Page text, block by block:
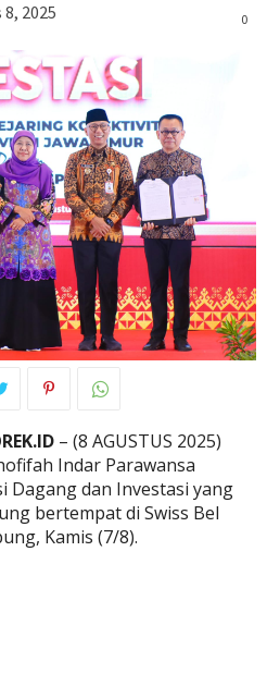
0
2025
– (8 AGUSTUS 2025)
Indar Parawansa
Dagang dan Investasi yang
bertempat di Swiss Bel
Kamis (7/8).